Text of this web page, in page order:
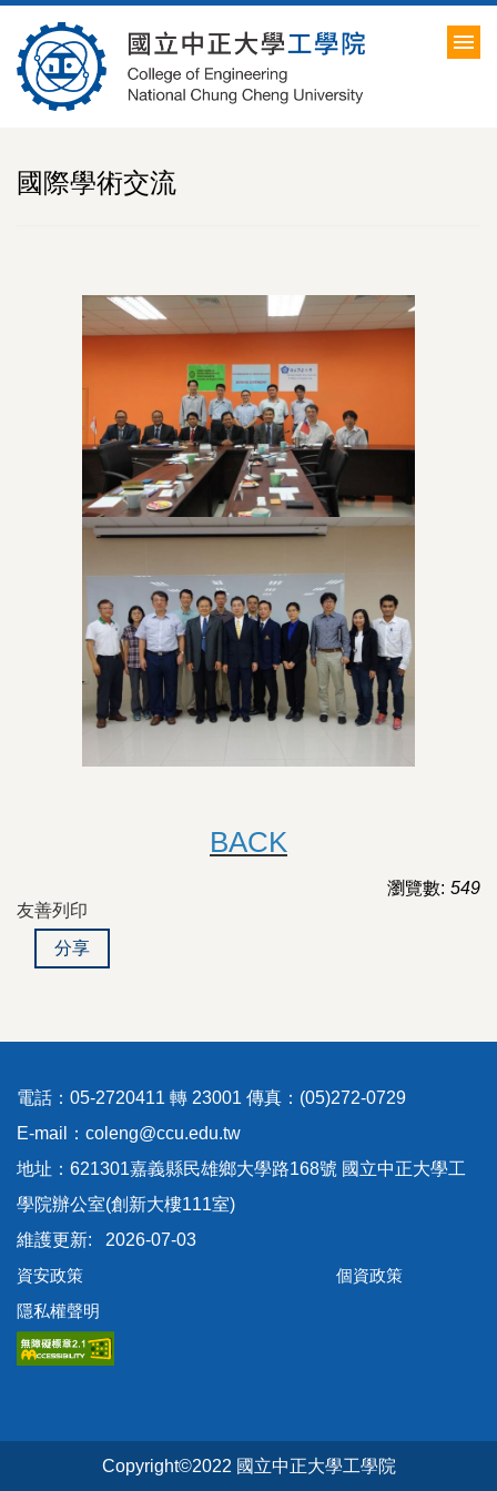
到
主
要
區
國際學術交流
BACK
瀏覽數: 549
友善列印
分享
電話：05-2720411 轉 23001 傳真：(05)272-0729
E-mail：coleng@ccu.edu.tw
地址：621301嘉義縣民雄鄉大學路168號 國立中正大學工
學院辦公室(創新大樓111室)
2026-07-03
資安政策
個資政策
隱私權聲明
Copyright©2022 國立中正大學工學院